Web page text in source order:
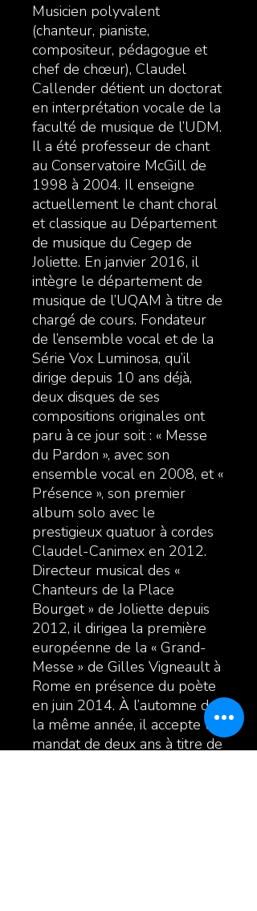
Musicien polyvalent
(chanteur, pianiste,
compositeur, pédagogue et
chef de chœur), Claudel
Callender détient un doctorat
en interprétation vocale de la
faculté de musique de l’UDM.
Il a été professeur de chant
au Conservatoire McGill de
1998 à 2004. Il enseigne
actuellement le chant choral
et classique au Département
de musique du Cegep de
Joliette. En janvier 2016, il
intègre le département de
musique de l’UQAM à titre de
chargé de cours. Fondateur
de l’ensemble vocal et de la
Série Vox Luminosa, qu’il
dirige depuis 10 ans déjà,
deux disques de ses
compositions originales ont
paru à ce jour soit : « Messe
du Pardon », avec son
ensemble vocal en 2008, et «
Présence », son premier
album solo avec le
prestigieux quatuor à cordes
Claudel-Canimex en 2012.
Directeur musical des «
Chanteurs de la Place
Bourget » de Joliette depuis
2012, il dirigea la première
européenne de la « Grand-
Messe » de Gilles Vigneault à
Rome en présence du poète
en juin 2014. À l’automne de
la même année, il accepte un
mandat de deux ans à titre de